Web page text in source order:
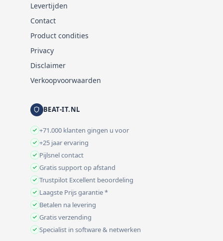
Levertijden
Contact
Product condities
Privacy
Disclaimer
Verkoopvoorwaarden
BEAT-IT.NL
+71.000 klanten gingen u voor
+25 jaar ervaring
Pijlsnel contact
Gratis support op afstand
Trustpilot Excellent beoordeling
Laagste Prijs garantie *
Betalen na levering
Gratis verzending
Specialist in software & netwerken